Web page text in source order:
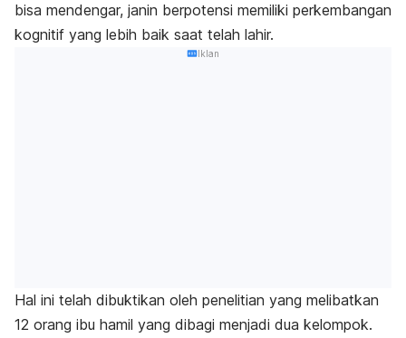
bisa mendengar, janin berpotensi memiliki perkembangan
kognitif yang lebih baik saat telah lahir.
Iklan
Hal ini telah dibuktikan oleh penelitian yang melibatkan
12 orang ibu hamil yang dibagi menjadi dua kelompok.